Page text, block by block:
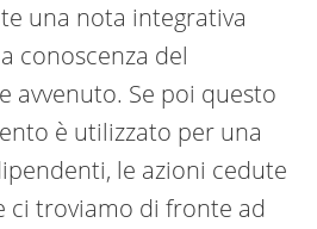
una nota integrativa
conoscenza del
avvenuto. Se poi questo
è utilizzato per una
le azioni cedute
ci troviamo di fronte ad